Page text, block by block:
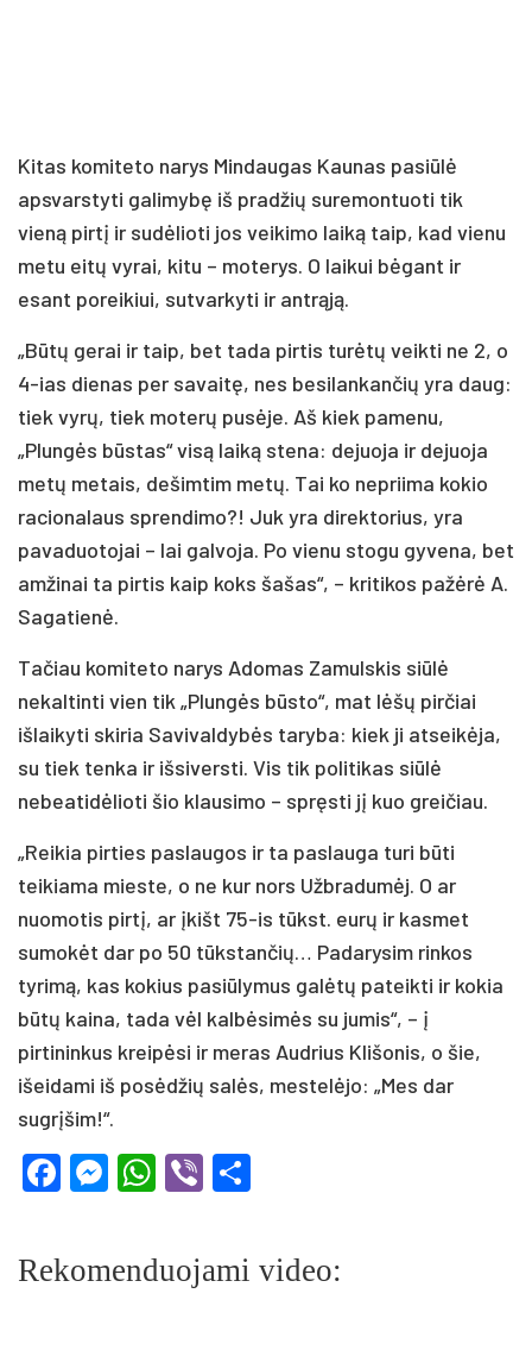
Kitas komiteto narys Mindaugas Kaunas pasiūlė
apsvarstyti galimybę iš pradžių suremontuoti tik
vieną pirtį ir sudėlioti jos veikimo laiką taip, kad vienu
metu eitų vyrai, kitu – moterys. O laikui bėgant ir
esant poreikiui, sutvarkyti ir antrąją.
„Būtų gerai ir taip, bet tada pirtis turėtų veikti ne 2, o
4-ias dienas per savaitę, nes besilankančių yra daug:
tiek vyrų, tiek moterų pusėje. Aš kiek pamenu,
„Plungės būstas“ visą laiką stena: dejuoja ir dejuoja
metų metais, dešimtim metų. Tai ko nepriima kokio
racionalaus sprendimo?! Juk yra direktorius, yra
pavaduotojai – lai galvoja. Po vienu stogu gyvena, bet
amžinai ta pirtis kaip koks šašas“, – kritikos pažėrė A.
Sagatienė.
Tačiau komiteto narys Adomas Zamulskis siūlė
nekaltinti vien tik „Plungės būsto“, mat lėšų pirčiai
išlaikyti skiria Savivaldybės taryba: kiek ji atseikėja,
su tiek tenka ir išsiversti. Vis tik politikas siūlė
nebeatidėlioti šio klausimo – spręsti jį kuo greičiau.
„Reikia pirties paslaugos ir ta paslauga turi būti
teikiama mieste, o ne kur nors Užbradumėj. O ar
nuomotis pirtį, ar įkišt 75-is tūkst. eurų ir kasmet
sumokėt dar po 50 tūkstančių… Padarysim rinkos
tyrimą, kas kokius pasiūlymus galėtų pateikti ir kokia
būtų kaina, tada vėl kalbėsimės su jumis“, – į
pirtininkus kreipėsi ir meras Audrius Klišonis, o šie,
išeidami iš posėdžių salės, mestelėjo: „Mes dar
sugrįšim!“.
Facebook
Messenger
WhatsApp
Viber
Rekomenduojami video: